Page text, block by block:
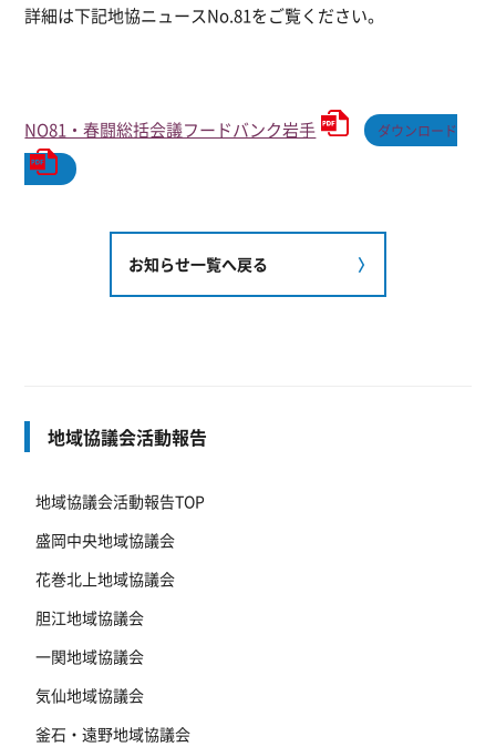
詳細は下記地協ニュースNo.81をご覧ください。
NO81・春闘総括会議フードバンク岩手 ダウンロード
お知らせ一覧へ戻る
地域協議会活動報告
地域協議会活動報告TOP
盛岡中央地域協議会
花巻北上地域協議会
胆江地域協議会
一関地域協議会
気仙地域協議会
釜石・遠野地域協議会